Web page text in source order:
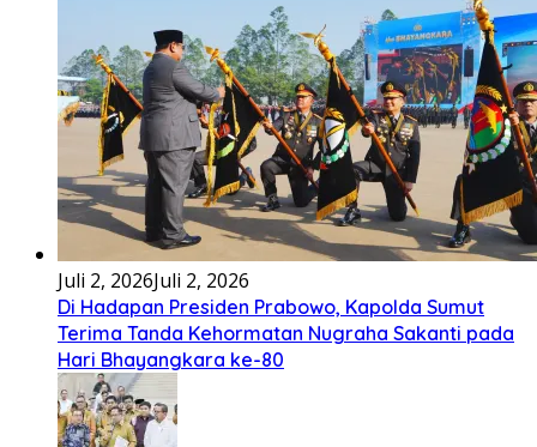
Bembambörö dödöu he akhiguMene mene sino lawaö
khöuMeinötö niowalu, mela’angdröi ita laforudu..
Lirik Lagu Cinta Mati – Fajar Halawa